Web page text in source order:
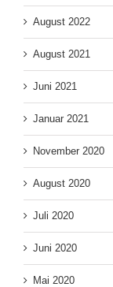
August 2022
August 2021
Juni 2021
Januar 2021
November 2020
August 2020
Juli 2020
Juni 2020
Mai 2020